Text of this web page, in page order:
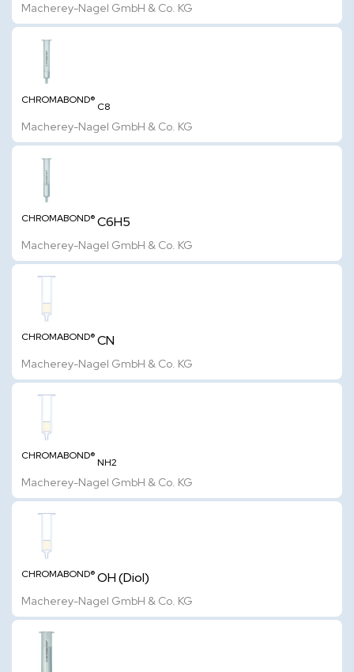
Macherey-Nagel GmbH & Co. KG
CHROMABOND®
C8
Macherey-Nagel GmbH & Co. KG
CHROMABOND®C6H5
Macherey-Nagel GmbH & Co. KG
CHROMABOND®CN
Macherey-Nagel GmbH & Co. KG
CHROMABOND®
NH2
Macherey-Nagel GmbH & Co. KG
CHROMABOND®OH (Diol)
Macherey-Nagel GmbH & Co. KG